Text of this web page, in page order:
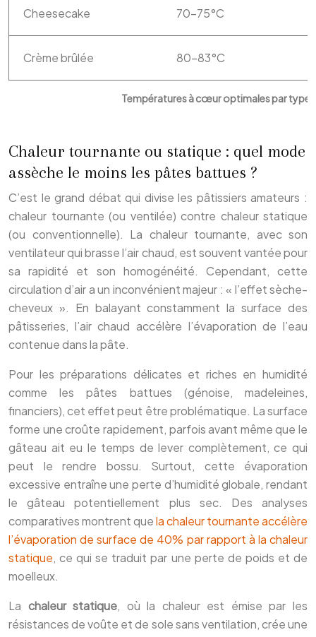
Températures à cœur optimales par type
Cheesecake 70-75°C
Crème brûlée 80-83°C
Chaleur tournante ou statique : quel mode
assèche le moins les pâtes battues ?
C’est le grand débat qui divise les pâtissiers amateurs :
chaleur tournante (ou ventilée) contre chaleur statique
(ou conventionnelle). La chaleur tournante, avec son
ventilateur qui brasse l’air chaud, est souvent vantée pour
sa rapidité et son homogénéité. Cependant, cette
circulation d’air a un inconvénient majeur : « l’effet sèche-
cheveux ». En balayant constamment la surface des
pâtisseries, l’air chaud accélère l’évaporation de l’eau
contenue dans la pâte.
Pour les préparations délicates et riches en humidité
comme les pâtes battues (génoise, madeleines,
financiers), cet effet peut être problématique. La surface
forme une croûte rapidement, parfois avant même que le
gâteau ait eu le temps de lever complètement, ce qui
peut le rendre bossu. Surtout, cette évaporation
excessive entraîne une perte d’humidité globale, rendant
le gâteau potentiellement plus sec. Des analyses
comparatives montrent quela chaleur tournante accélère
l’évaporation de surface de 40% par rapport à la chaleur
statique, ce qui se traduit par une perte de poids et de
moelleux.
La chaleur statique, où la chaleur est émise par les
résistances de voûte et de sole sans ventilation, crée une